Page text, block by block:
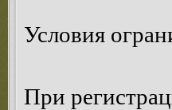
Условия
При